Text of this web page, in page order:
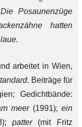
Posaunenzüge
hatten
arbeitet in Wien,
. Beiträge für
Gedichtbände:
meer(1991); ein
patter(mit Fritz